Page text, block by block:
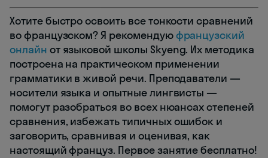
Хотите быстро освоить все тонкости сравнений
во французском? Я рекомендуюфранцузский
онлайн от языковой школы Skyeng. Их методика
построена на практическом применении
грамматики в живой речи. Преподаватели —
носители языка и опытные лингвисты —
помогут разобраться во всех нюансах степеней
сравнения, избежать типичных ошибок и
заговорить, сравнивая и оценивая, как
настоящий француз. Первое занятие бесплатно!